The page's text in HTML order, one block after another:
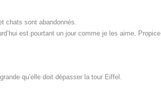
chats sont abandonnés.
est pourtant un jour comme je les aime. Propice
qu’elle doit dépasser la tour Eiffel.